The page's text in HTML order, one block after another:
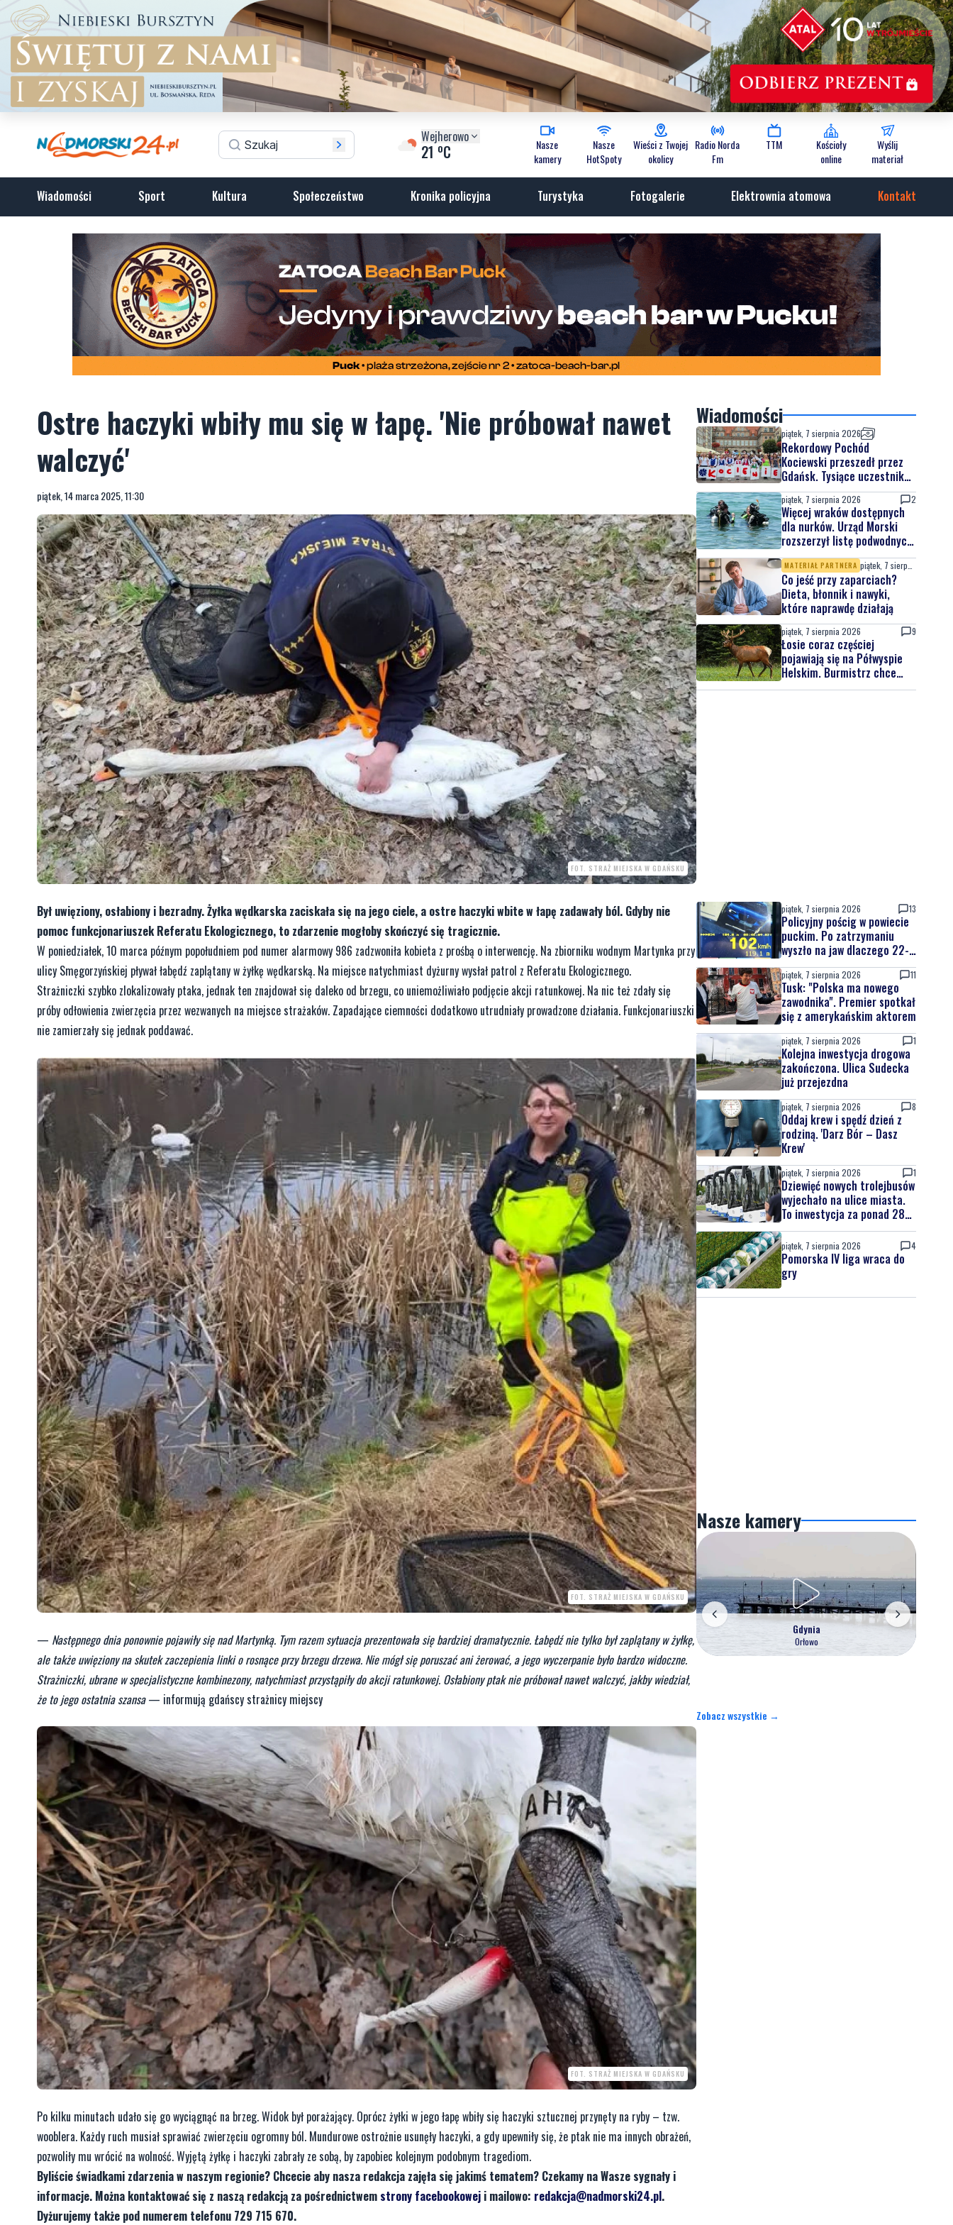
Wejherowo
21 oC
Nasze
kamery
Nasze
HotSpoty
Wieści z Twojej
okolicy
Radio Norda
Fm
TTM
Kościoły
online
Wyślij
materiał
Wiadomości Sport Kultura Społeczeństwo Kronika policyjna Turystyka Fotogalerie Elektrownia atomowa Kontakt
Ostre haczyki wbiły mu się w łapę. 'Nie próbował nawet
walczyć'
piątek, 14 marca 2025, 11:30
FOT. STRAŻ MIEJSKA W GDAŃSKU
Był uwięziony, osłabiony i bezradny. Żyłka wędkarska zaciskała się na jego ciele, a ostre haczyki wbite w łapę zadawały ból. Gdyby nie
pomoc funkcjonariuszek Referatu Ekologicznego, to zdarzenie mogłoby skończyć się tragicznie.
W poniedziałek, 10 marca późnym popołudniem pod numer alarmowy 986 zadzwoniła kobieta z prośbą o interwencję. Na zbiorniku wodnym Martynka przy
ulicy Smęgorzyńskiej pływał łabędź zaplątany w żyłkę wędkarską. Na miejsce natychmiast dyżurny wysłał patrol z Referatu Ekologicznego.
Strażniczki szybko zlokalizowały ptaka, jednak ten znajdował się daleko od brzegu, co uniemożliwiało podjęcie akcji ratunkowej. Na nic też zdały się
próby odłowienia zwierzęcia przez wezwanych na miejsce strażaków. Zapadające ciemności dodatkowo utrudniały prowadzone działania. Funkcjonariuszki
nie zamierzały się jednak poddawać.
FOT. STRAŻ MIEJSKA W GDAŃSKU
— Następnego dnia ponownie pojawiły się nad Martynką. Tym razem sytuacja prezentowała się bardziej dramatycznie. Łabędź nie tylko był zaplątany w żyłkę,
ale także uwięziony na skutek zaczepienia linki o rosnące przy brzegu drzewa. Nie mógł się poruszać ani żerować, a jego wyczerpanie było bardzo widoczne.
Strażniczki, ubrane w specjalistyczne kombinezony, natychmiast przystąpiły do akcji ratunkowej. Osłabiony ptak nie próbował nawet walczyć, jakby wiedział,
że to jego ostatnia szansa— informują gdańscy strażnicy miejscy
FOT. STRAŻ MIEJSKA W GDAŃSKU
Po kilku minutach udało się go wyciągnąć na brzeg. Widok był porażający. Oprócz żyłki w jego łapę wbiły się haczyki sztucznej przynęty na ryby – tzw.
wooblera. Każdy ruch musiał sprawiać zwierzęciu ogromny ból. Mundurowe ostrożnie usunęły haczyki, a gdy upewniły się, że ptak nie ma innych obrażeń,
pozwoliły mu wrócić na wolność. Wyjętą żyłkę i haczyki zabrały ze sobą, by zapobiec kolejnym podobnym tragediom.
Byliście świadkami zdarzenia w naszym regionie? Chcecie aby nasza redakcja zajęła się jakimś tematem? Czekamy na Wasze sygnały i
informacje. Można kontaktować się z naszą redakcją za pośrednictwem strony facebookowej i mailowo: redakcja@nadmorski24.pl.
Dyżurujemy także pod numerem telefonu 729 715 670.
Wiadomości
piątek, 7 sierpnia 2026
Rekordowy Pochód
Kociewski przeszedł przez
Gdańsk. Tysiące uczestników
na jubileuszowej edycji
piątek, 7 sierpnia 2026 2
Więcej wraków dostępnych
dla nurków. Urząd Morski
rozszerzył listę podwodnych
atrakcji
MATERIAŁ PARTNERA
Co jeść przy zaparciach?
Dieta, błonnik i nawyki,
które naprawdę działają
piątek, 7 sierpnia 2026 9
Łosie coraz częściej
pojawiają się na Półwyspie
Helskim. Burmistrz chce
nowych znaków drogowych
piątek, 7 sierpnia 2026 13
Policyjny pościg w powiecie
puckim. Po zatrzymaniu
wyszło na jaw dlaczego 22-
latek uciekał
piątek, 7 sierpnia 2026 11
Tusk: "Polska ma nowego
zawodnika". Premier spotkał
się z amerykańskim aktorem
piątek, 7 sierpnia 2026 1
Kolejna inwestycja drogowa
zakończona. Ulica Sudecka
już przejezdna
piątek, 7 sierpnia 2026 8
Oddaj krew i spędź dzień z
rodziną. 'Darz Bór – Dasz
Krew'
piątek, 7 sierpnia 2026 1
Dziewięć nowych trolejbusów
wyjechało na ulice miasta.
To inwestycja za ponad 28
mln zł
piątek, 7 sierpnia 2026 4
Pomorska IV liga wraca do
gry
Nasze kamery
Gdynia
Orłowo
Zobacz wszystkie →